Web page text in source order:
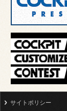
サイトポリシー